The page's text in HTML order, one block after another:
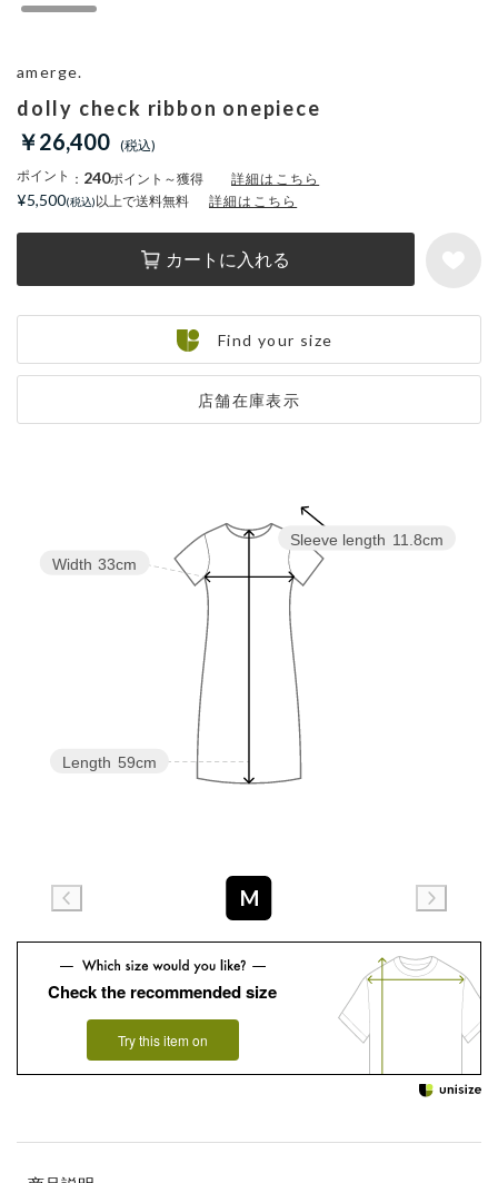
dolly check ribbon onepiece
￥26,400
ポイント ： 240ポイント～獲得 詳細はこちら
カートに入れる
店舗在庫表示
amerge.
¥5,500 以上で送料無料 詳細はこちら
Find your size
Sleeve length 11.8cm
Length 59cm
Width 33cm
M
Check the recommended size
Try this item on